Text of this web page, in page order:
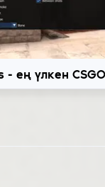
- ең үлкен